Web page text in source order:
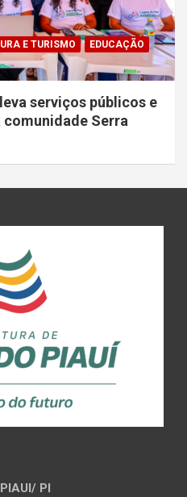
E TURISMO
EDUCAÇÃO
serviços públicos e
Serra
PI